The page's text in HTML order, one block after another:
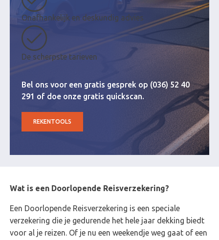
Onafhankelijk en deskundig advies
De scherpste tarieven
Bel ons voor een gratis gesprek op (036) 52 40
291 of doe onze gratis quickscan.
REKENTOOLS
Wat is een Doorlopende Reisverzekering?
Een Doorlopende Reisverzekering is een speciale
verzekering die je gedurende het hele jaar dekking biedt
voor al je reizen. Of je nu een weekendje weg gaat of een